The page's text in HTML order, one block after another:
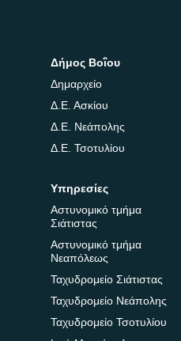
Δήμος Βοΐου
Δημαρχείο
Δ.Ε. Ασκίου
Δ.Ε. Νεάπολης
Δ.Ε. Τσοτυλίου
Υπηρεσίες
Αστυνομικό τμήμα
Σιάτιστας
Αστυνομικό τμήμα
Νεαπόλεως
Ταχυδρομείο Σιάτιστας
Ταχυδρομείο Νεάπολης
Ταχυδρομείο Τσοτυλίου